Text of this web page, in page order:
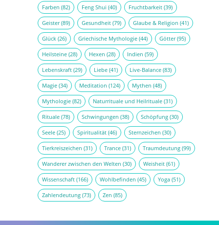
Farben (82) Feng Shui (40) Fruchtbarkeit(39)
Geister(89) Gesundheit(79) Glaube & Religion (41)
Glück(26) Griechische Mythologie(44) Götter(95)
Heilsteine(28) Hexen (28) Indien (59)
Lebenskraft(29) Liebe(41) Live-Balance(83)
Magie(34) Meditation (124) Mythen (48)
Mythologie(82) Naturrituale und Heilrituale(31)
Rituale(78) Schwingungen (38) Schöpfung(30)
Seele(25) Spiritualität(46) Sternzeichen (30)
Tierkreiszeichen (31) Trance(31) Traumdeutung(99)
Wanderer zwischen den Welten (30) Weisheit(61)
Wissenschaft(166) Wohlbefinden (45) Yoga(51)
Zahlendeutung(73) Zen (85)